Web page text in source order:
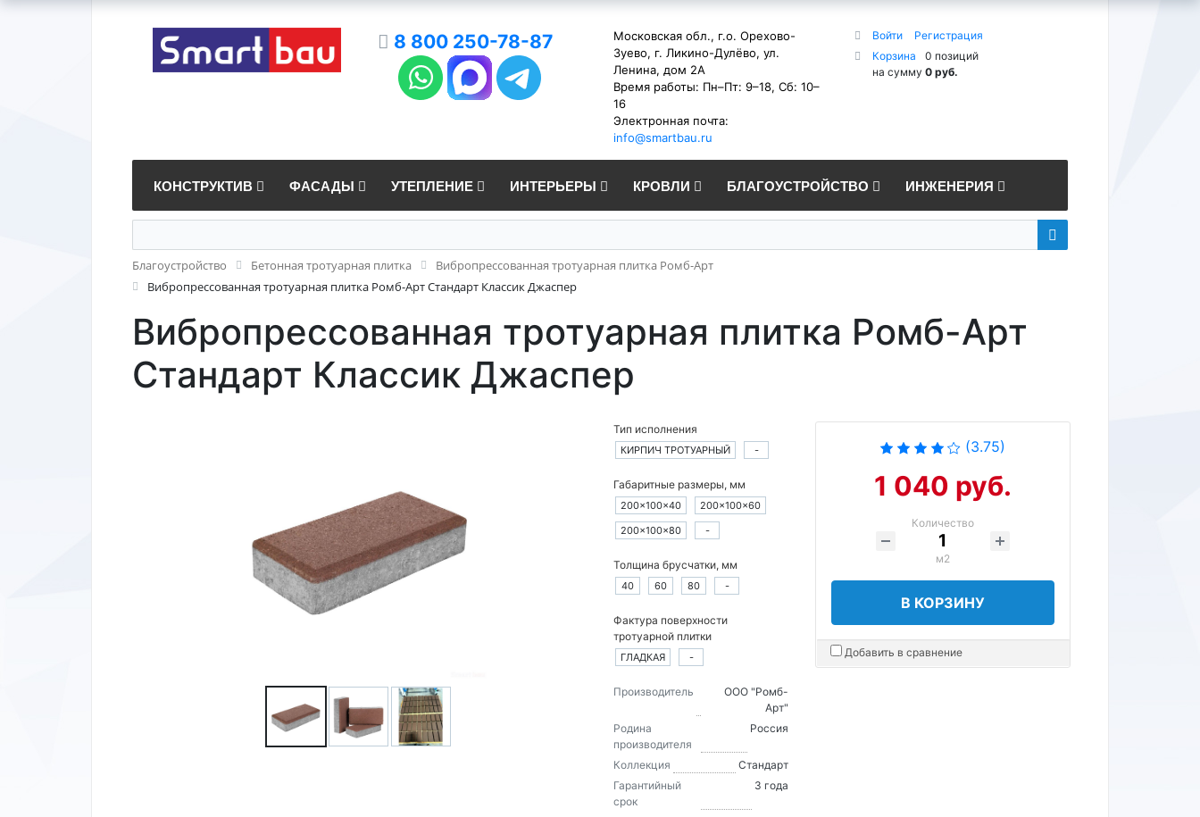
8 800 250-78-87
Московская обл., г.о. Орехово-
Зуево, г. Ликино-Дулёво, ул.
Ленина, дом 2А
Время работы: Пн–Пт: 9–18, Сб: 10–
16
Электронная почта:
info@smartbau.ru
Войти
Регистрация
Корзина
0 позиций
на сумму 0 руб.
КОНСТРУКТИВ ФАСАДЫ УТЕПЛЕНИЕ ИНТЕРЬЕРЫ КРОВЛИ БЛАГОУСТРОЙСТВО ИНЖЕНЕРИЯ
Благоустройство Бетонная тротуарная плитка
Вибропрессованная тротуарная плитка Ромб-Арт
Вибропрессованная тротуарная плитка Ромб-Арт Стандарт Классик Джаспер
Вибропрессованная тротуарная плитка Ромб-Арт
Стандарт Классик Джаспер
Тип исполнения
КИРПИЧ ТРОТУАРНЫЙ -
Габаритные размеры, мм
200×100×40
200×100×60
200×100×80
-
Толщина брусчатки, мм
40 60 80 -
Фактура поверхности
тротуарной плитки
ГЛАДКАЯ -
Производитель
ООО "Ромб-
Арт"
Родина
производителя
Россия
Коллекция
Стандарт
Гарантийный
срок
3 года
(3.75)
1 040 руб.
Количество
м2
В КОРЗИНУ
Добавить в сравнение